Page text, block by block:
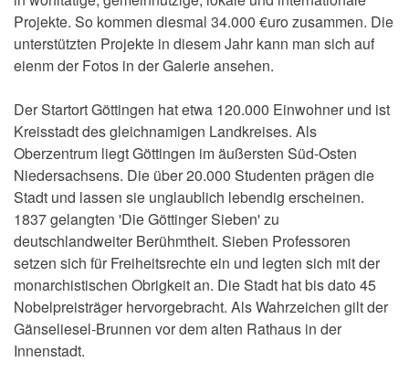
Projekte. So kommen diesmal 34.000 €uro zusammen. Die
unterstützten Projekte in diesem Jahr kann man sich auf
eienm der Fotos in der Galerie ansehen.
Der Startort Göttingen hat etwa 120.000 Einwohner und ist
Kreisstadt des gleichnamigen Landkreises. Als
Oberzentrum liegt Göttingen im äußersten Süd-Osten
Niedersachsens. Die über 20.000 Studenten prägen die
Stadt und lassen sie unglaublich lebendig erscheinen.
1837 gelangten 'Die Göttinger Sieben' zu
deutschlandweiter Berühmtheit. Sieben Professoren
setzen sich für Freiheitsrechte ein und legten sich mit der
monarchistischen Obrigkeit an. Die Stadt hat bis dato 45
Nobelpreisträger hervorgebracht. Als Wahrzeichen gilt der
Gänseliesel-Brunnen vor dem alten Rathaus in der
Innenstadt.